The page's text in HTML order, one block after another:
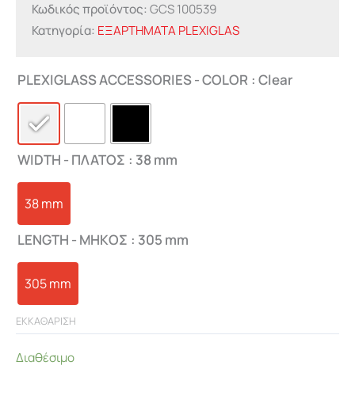
Κωδικός προϊόντος: GCS 100539
Κατηγορία: ΕΞΑΡΤΗΜΑΤΑ PLEXIGLAS
PLEXIGLASS ACCESSORIES - COLOR : Clear
WIDTH - ΠΛΑΤΟΣ : 38 mm
38 mm
LENGTH - ΜHKΟΣ : 305 mm
305 mm
ΕΚΚΑΘΑΡΙΣΗ
Διαθέσιμο